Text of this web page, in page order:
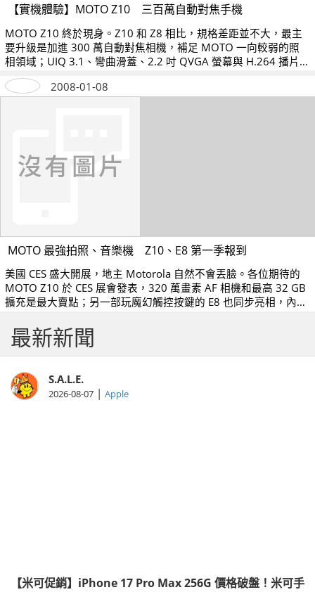
【實機體驗】MOTO Z10 三百萬自動對焦手機
MOTO Z10 終於現身。Z10 和 Z8 相比，規格差距並不大，最主
要升級是加進 300 萬自動對焦相機，補足 MOTO 一向較弱的照
相領域；UIQ 3.1、彎曲滑蓋、2.2 吋 QVGA 螢幕與 H.264 播片
能力照舊，今日來小試身手！
2008-01-08
MOTO 最強拍照、音樂機 Z10、E8 第一季報到
美國 CES 盛大開展，地主 Motorola 自然不會丟臉。各位期待的
MOTO Z10 於 CES 展會發表，320 萬畫素 AF 相機和最高 32 GB
擴充是最大賣點；另一部玩魔幻觸控按鍵的 E8 也同步亮相，內建
最新新聞
S.A.L.E.
2026-08-07 | Apple
【米可促銷】iPhone 17 Pro Max 256G 價格破盤！米可手